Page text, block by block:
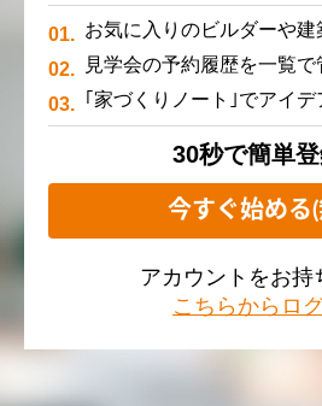
お気に入りのビルダーや
見学会の予約履歴を一覧で
｢家づくりノート｣でアイ
30秒で簡単登
今すぐ始める
アカウントをお持
こちらからロ